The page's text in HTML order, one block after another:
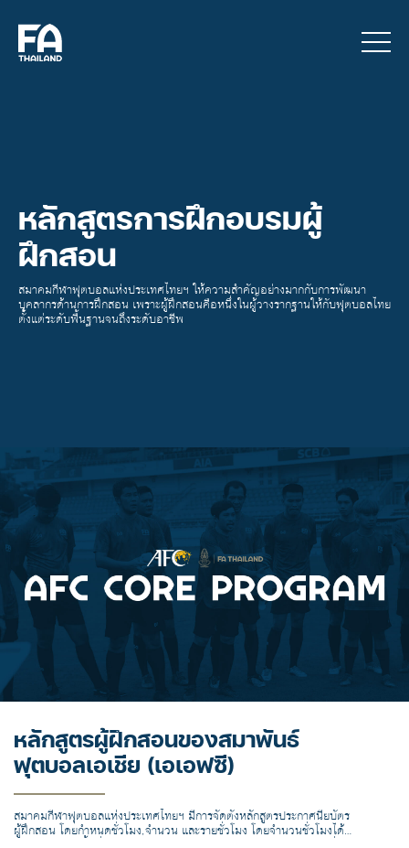
หลักสูตรการฝึกอบรมผู้
ฝึกสอน
สมาคมกีฬาฟุตบอลแห่งประเทศไทยฯ ให้ความสำคัญอย่างมากกับการพัฒนา
บุคลากรด้านการฝึกสอน เพราะผู้ฝึกสอนคือหนึ่งในผู้วางรากฐานให้กับฟุตบอลไทย
ตั้งแต่ระดับพื้นฐานจนถึงระดับอาชีพ
หลักสูตรผู้ฝึกสอนของสมาพันธ์
ฟุตบอลเอเชีย (เอเอฟซี)
สมาคมกีฬาฟุตบอลแห่งประเทศไทยฯ มีการจัดตั้งหลักสูตรประกาศนียบัตร
ผู้ฝึกสอน โดยกำหนดชั่วโมง,จำนวน และรายชั่วโมง โดยจำนวนชั่วโมงได้